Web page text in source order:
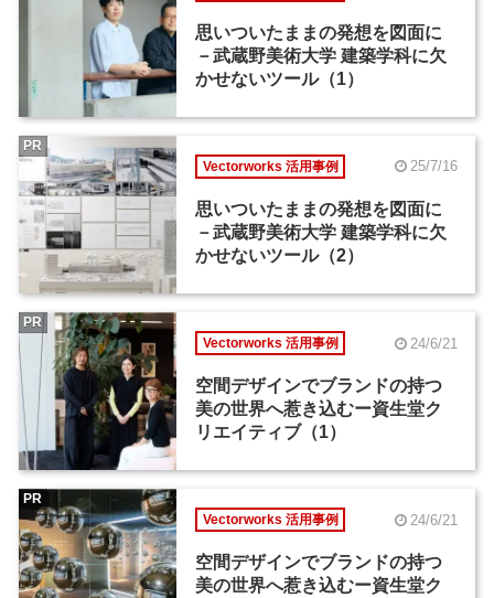
思いついたままの発想を図面に
－武蔵野美術大学 建築学科に欠
かせないツール（1）
Vectorworks 活用事例 25/7/16
思いついたままの発想を図面に
－武蔵野美術大学 建築学科に欠
かせないツール（2）
PR
Vectorworks 活用事例 24/6/21
空間デザインでブランドの持つ
美の世界へ惹き込むー資生堂ク
リエイティブ（1）
PR
Vectorworks 活用事例 24/6/21
空間デザインでブランドの持つ
美の世界へ惹き込むー資生堂ク
PR